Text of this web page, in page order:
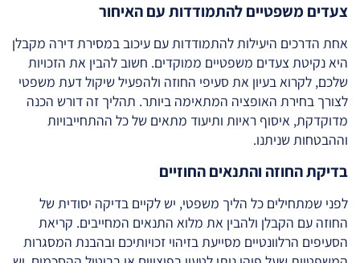
צעדים משפטיים להתמודדות עם האיחור
אחת הדרכים היעילות להתמודדות עם עיכוב במסירת דירה מקבלן
היא נקיטת צעדים משפטיים ממוקדים. חשוב להבין את הזכויות
שלכם, לקרוא בעיון את סעיפי החוזה ולהפעיל שיקול דעת משפטי
לצורך בחירת האופציה המתאימה ביותר. תהליך זה דורש הכנה
מדוקדקת, איסוף ראיות ותיעוד מתאים של כל ההתחייבויות
וההבטחות שניתנו.
בדיקת החוזה והתנאים החוזיים
לפני שמתחילים כל הליך משפטי, יש לקיים בדיקה יסודית של
החוזה עם הקבלן ולהבין את מלוא התנאים המחייבים. קריאת
הסעיפים הרלוונטיים מסייעת בזיהוי זכויותיכם ובהבנת המסגרות